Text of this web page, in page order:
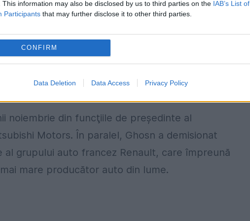
This information may also be disclosed by us to third parties on the IAB’s List of
Participants that may further disclose it to other third parties.
CONFIRM
Data Deletion Data Access Privacy Policy
de către fostul preşedinte director
Nissan este urmărit în justiţie în calitate de
bursiere încriminate, scrie
Ghosn rămâne în continuare în detenţie fiind
veniturilor de fisc.
noiembrie din funcţiile de preşedinte al
Motors. În paralel, Ghosn a demisionat
grupului auto francez Renault, care împreună
mare producător auto din lume.